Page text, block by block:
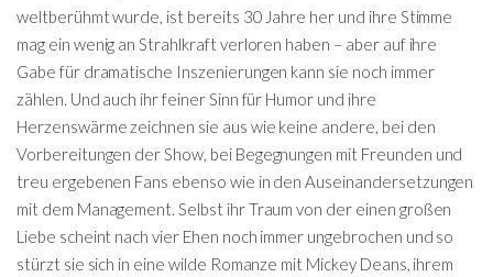
weltberühmt wurde, ist bereits 30 Jahre her und ihre Stimme
mag ein wenig an Strahlkraft verloren haben – aber auf ihre
Gabe für dramatische Inszenierungen kann sie noch immer
zählen. Und auch ihr feiner Sinn für Humor und ihre
Herzenswärme zeichnen sie aus wie keine andere, bei den
Vorbereitungen der Show, bei Begegnungen mit Freunden und
treu ergebenen Fans ebenso wie in den Auseinandersetzungen
mit dem Management. Selbst ihr Traum von der einen großen
Liebe scheint nach vier Ehen noch immer ungebrochen und so
stürzt sie sich in eine wilde Romanze mit Mickey Deans, ihrem